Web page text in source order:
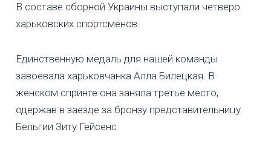
В составе сборной Украины выступали четверо
харьковских спортсменов.
Единственную медаль для нашей команды
завоевала харьковчанка Алла Билецкая. В
женском спринте она заняла третье место,
одержав в заезде за бронзу представительницу
Бельгии Зиту Гейсенс.